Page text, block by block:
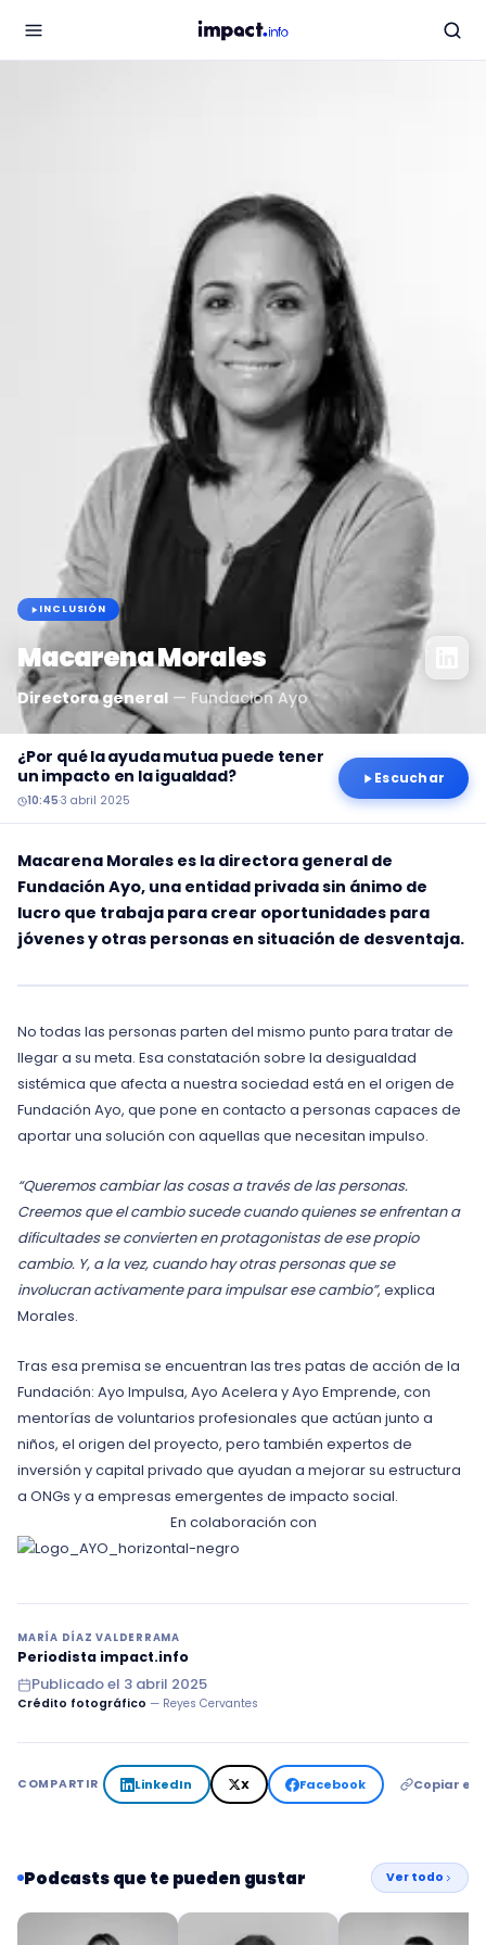
INCLUSIÓN
Macarena Morales
Directora general — Fundacion Ayo
¿Por qué la ayuda mutua puede tener
un impacto en la igualdad?
10:45·3 abril 2025
Escuchar
Macarena Morales es la directora general de
Fundación Ayo, una entidad privada sin ánimo de
lucro que trabaja para crear oportunidades para
jóvenes y otras personas en situación de desventaja.
No todas las personas parten del mismo punto para tratar de
llegar a su meta. Esa constatación sobre la desigualdad
sistémica que afecta a nuestra sociedad está en el origen de
Fundación Ayo, que pone en contacto a personas capaces de
aportar una solución con aquellas que necesitan impulso.
“Queremos cambiar las cosas a través de las personas.
Creemos que el cambio sucede cuando quienes se enfrentan a
dificultades se convierten en protagonistas de ese propio
cambio. Y, a la vez, cuando hay otras personas que se
involucran activamente para impulsar ese cambio”, explica
Morales.
Tras esa premisa se encuentran las tres patas de acción de la
Fundación: Ayo Impulsa, Ayo Acelera y Ayo Emprende, con
mentorías de voluntarios profesionales que actúan junto a
niños, el origen del proyecto, pero también expertos de
inversión y capital privado que ayudan a mejorar su estructura
a ONGs y a empresas emergentes de impacto social.
En colaboración con
MARÍA DÍAZ VALDERRAMA
Periodista impact.info
Publicado el 3 abril 2025
Crédito fotográfico — Reyes Cervantes
COMPARTIR LinkedIn X Facebook Copiar
Podcasts que te pueden gustar Ver todo